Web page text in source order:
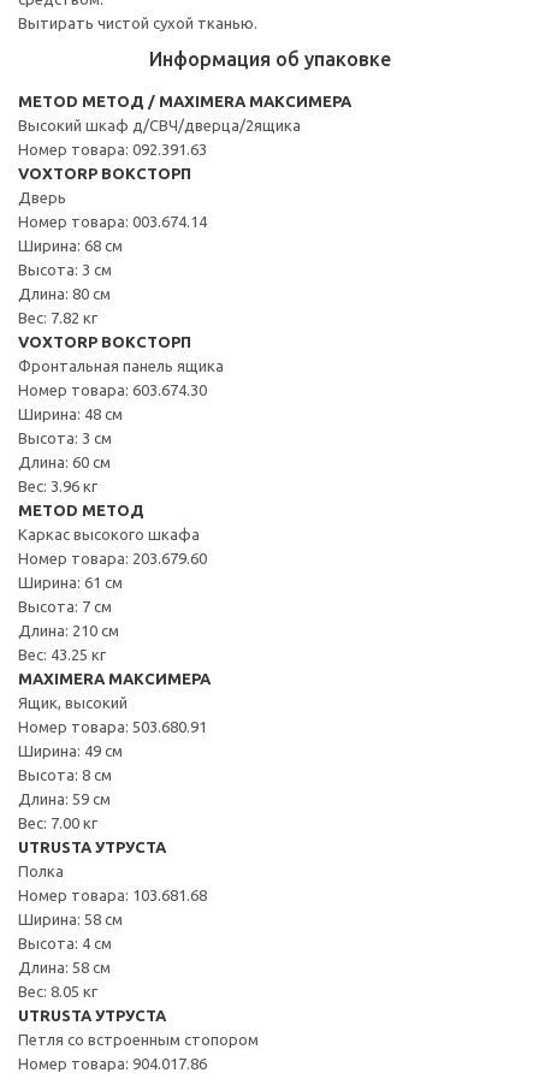
Вытирать чистой сухой тканью.
Информация об упаковке
METOD МЕТОД / MAXIMERA МАКСИМЕРА
Высокий шкаф д/СВЧ/дверца/2ящика
Номер товара: 092.391.63
VOXTORP ВОКСТОРП
Дверь
Номер товара: 003.674.14
Ширина: 68 см
Высота: 3 см
Длина: 80 см
Вес: 7.82 кг
VOXTORP ВОКСТОРП
Фронтальная панель ящика
Номер товара: 603.674.30
Ширина: 48 см
Высота: 3 см
Длина: 60 см
Вес: 3.96 кг
METOD МЕТОД
Каркас высокого шкафа
Номер товара: 203.679.60
Ширина: 61 см
Высота: 7 см
Длина: 210 см
Вес: 43.25 кг
MAXIMERA МАКСИМЕРА
Ящик, высокий
Номер товара: 503.680.91
Ширина: 49 см
Высота: 8 см
Длина: 59 см
Вес: 7.00 кг
UTRUSTA УТРУСТА
Полка
Номер товара: 103.681.68
Ширина: 58 см
Высота: 4 см
Длина: 58 см
Вес: 8.05 кг
UTRUSTA УТРУСТА
Петля со встроенным стопором
Номер товара: 904.017.86